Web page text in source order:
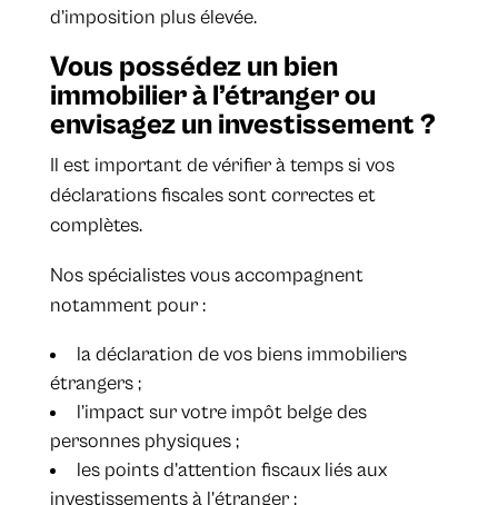
d’imposition plus élevée.
Vous possédez un bien
immobilier à l’étranger ou
envisagez un investissement ?
Il est important de vérifier à temps si vos
déclarations fiscales sont correctes et
complètes.
Nos spécialistes vous accompagnent
notamment pour :
la déclaration de vos biens immobiliers
étrangers ;
l’impact sur votre impôt belge des
personnes physiques ;
les points d’attention fiscaux liés aux
investissements à l’étranger ;